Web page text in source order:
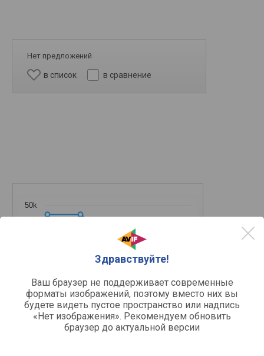
Здравствуйте!
Ваш браузер не поддерживает современные
форматы изображений, поэтому вместо них вы
будете видеть пустое пространство или надпись
«Нет изображения». Рекомендуем обновить
браузер до актуальной версии
Нет предложений
в список в сравнение
Средняя цена
Март '26 Май '26
50k